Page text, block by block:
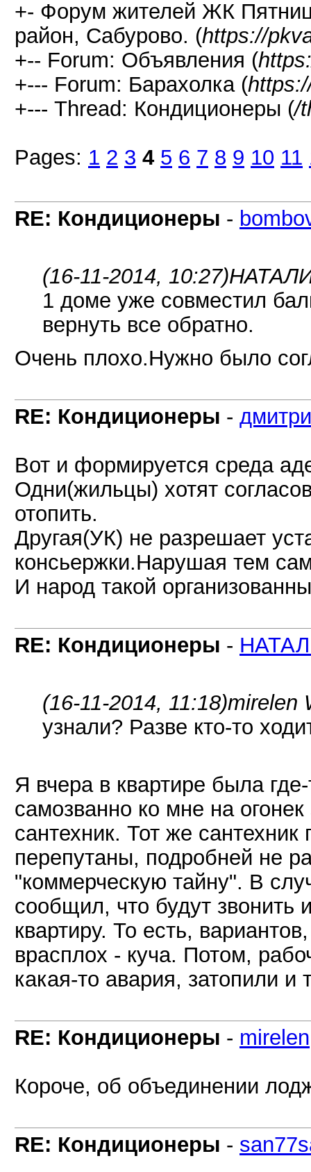
+- Форум жителей ЖК
район, Сабурово. (https://
+-- Forum: Объявления (
+--- Forum: Барахолка (
+--- Thread: Кондиционеры (/
Pages: 1 2 3 4 5 6 7 8 9 10 11
RE: Кондиционеры -
(16-11-2014, 10:27)
1 доме уже совместил
вернуть все обратно.
Очень плохо.Нужно было
RE: Кондиционеры -
Вот и формируется среда
Одни(жильцы) хотят
отопить.
Другая(УК) не разрешает
консьержки.Нарушая тем
И народ такой
RE: Кондиционеры -
(16-11-2014, 11:18)mirelen
узнали? Разве кто-то
Я вчера в квартире была
самозванно ко мне на
сантехник. Тот же
перепутаны, подробней не
"коммерческую тайну". В
сообщил, что будут звонить
квартиру. То есть,
врасплох - куча. Потом,
какая-то авария, затопили и
RE: Кондиционеры - mirelen
Короче, об объединении
RE: Кондиционеры -